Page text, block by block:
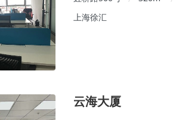
上海徐汇
云海大厦